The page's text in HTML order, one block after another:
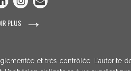
PLUS →
et très contrôlée. L’autorité